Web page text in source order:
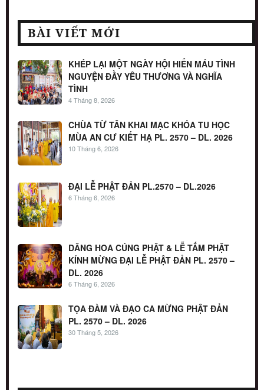
BÀI VIẾT MỚI
KHÉP LẠI MỘT NGÀY HỘI HIẾN MÁU TÌNH
NGUYỆN ĐẦY YÊU THƯƠNG VÀ NGHĨA
TÌNH
4 Tháng 8, 2026
CHÙA TỪ TÂN KHAI MẠC KHÓA TU HỌC
MÙA AN CƯ KIẾT HẠ PL. 2570 – DL. 2026
10 Tháng 6, 2026
ĐẠI LỄ PHẬT ĐẢN PL.2570 – DL.2026
6 Tháng 6, 2026
DÂNG HOA CÚNG PHẬT & LỄ TẮM PHẬT
KÍNH MỪNG ĐẠI LỄ PHẬT ĐẢN PL. 2570 –
DL. 2026
6 Tháng 6, 2026
TỌA ĐÀM VÀ ĐẠO CA MỪNG PHẬT ĐẢN
PL. 2570 – DL. 2026
30 Tháng 5, 2026